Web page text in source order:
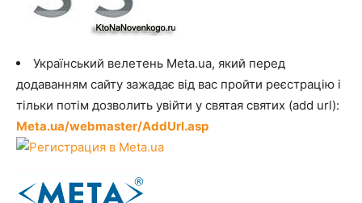
Український велетень Meta.ua, який перед
додаванням сайту зажадає від вас пройти реєстрацію і
тільки потім дозволить увійти у святая святих (add url):
Meta.ua/webmaster/AddUrl.asp